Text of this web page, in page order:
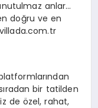
anlar…
doğru ve en
bir tatilden
de özel, rahat,